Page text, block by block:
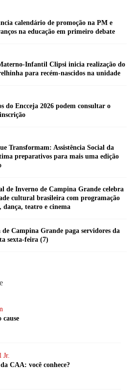
calendário de promoção na PM e
na educação em primeiro debate
Infantil Clipsi inicia realização do
para recém-nascidos na unidade
do Encceja 2026 podem consultar o
Transformam: Assistência Social da
preparativos para mais uma edição
de Inverno de Campina Grande celebra
cultural brasileira com programação
dança, teatro e cinema
Campina Grande paga servidores da
sexta-feira (7)
cause
Jr.
CAA: você conhece?